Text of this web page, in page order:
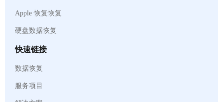
Apple 恢复恢复
硬盘数据恢复
快速链接
数据恢复
服务项目